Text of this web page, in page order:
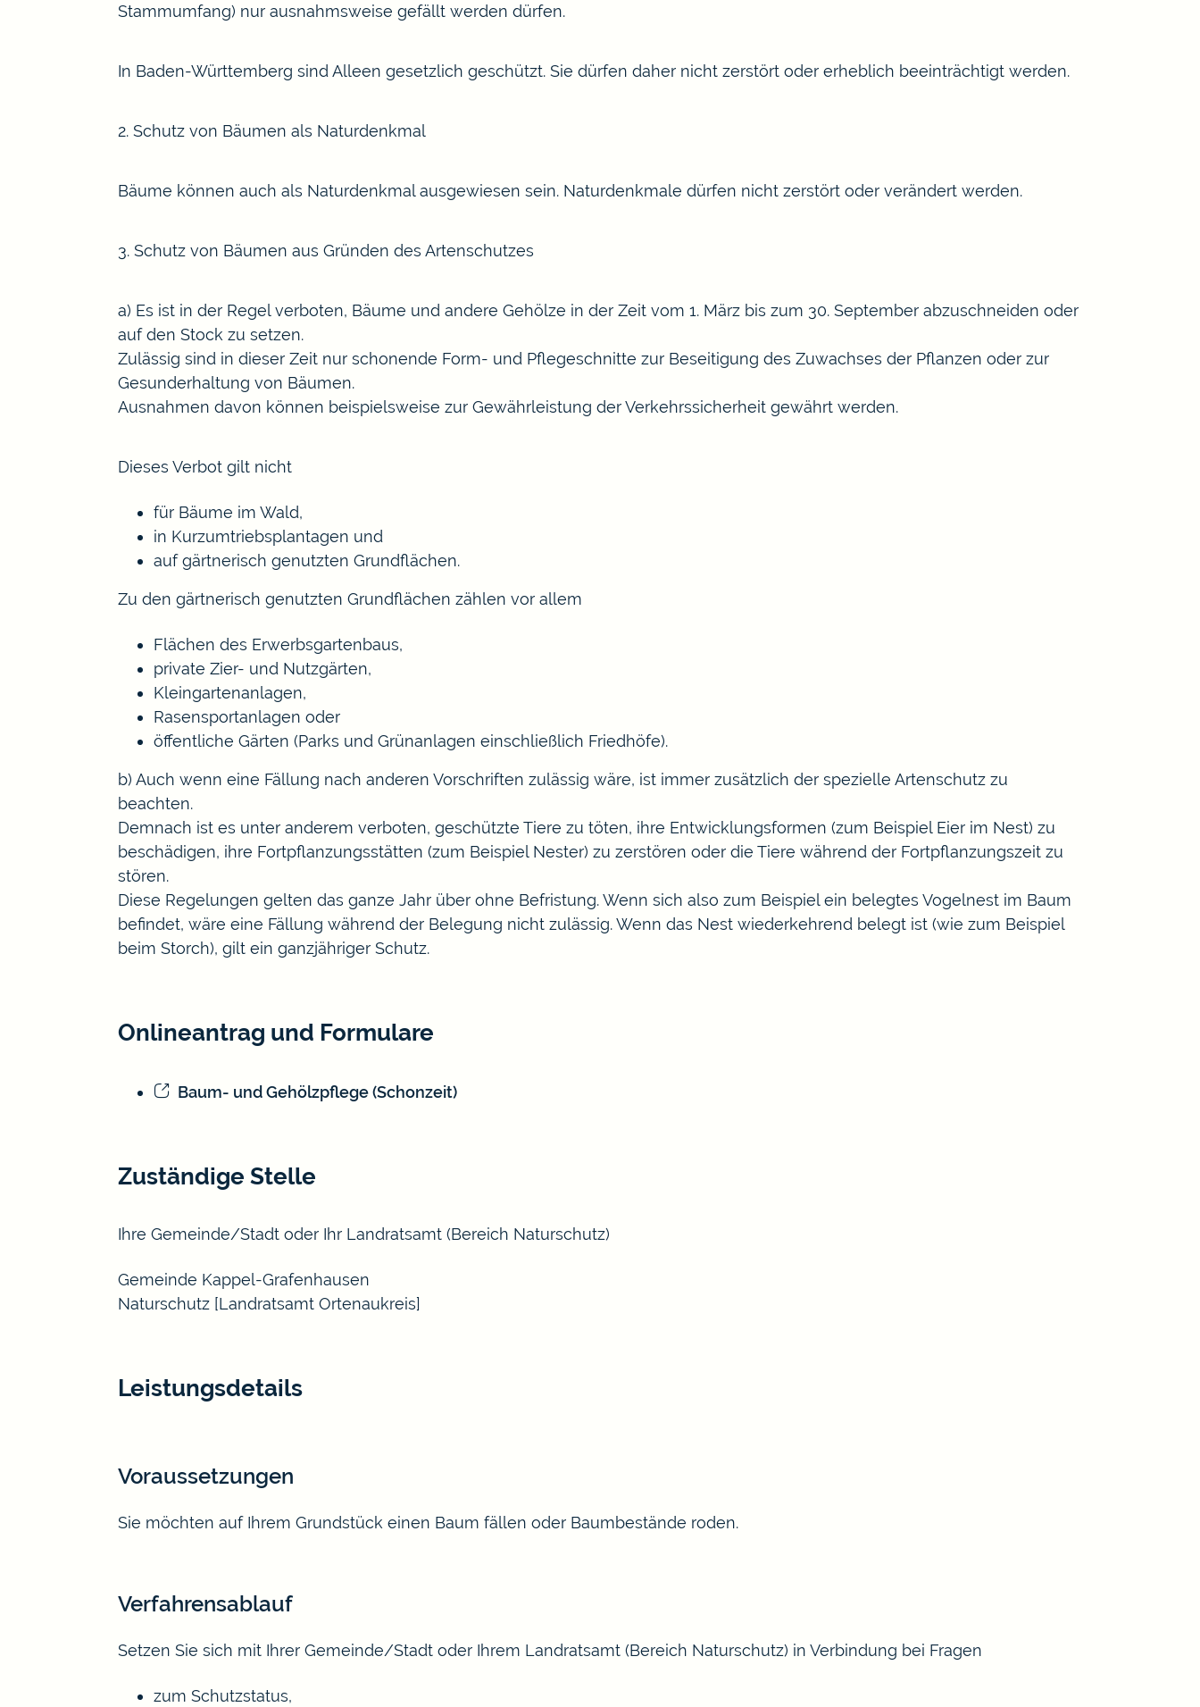
Stammumfang) nur ausnahmsweise gefällt werden dürfen.
In Baden-Württemberg sind Alleen gesetzlich geschützt. Sie dürfen daher nicht zerstört oder erheblich beeinträchtigt werden.
2. Schutz von Bäumen als Naturdenkmal
Bäume können auch als Naturdenkmal ausgewiesen sein. Naturdenkmale dürfen nicht zerstört oder verändert werden.
3. Schutz von Bäumen aus Gründen des Artenschutzes
a) Es ist in der Regel verboten, Bäume und andere Gehölze in der Zeit vom 1. März bis zum 30. September abzuschneiden oder
auf den Stock zu setzen.
Zulässig sind in dieser Zeit nur schonende Form- und Pflegeschnitte zur Beseitigung des Zuwachses der Pflanzen oder zur
Gesunderhaltung von Bäumen.
Ausnahmen davon können beispielsweise zur Gewährleistung der Verkehrssicherheit gewährt werden.
Dieses Verbot gilt nicht
für Bäume im Wald,
in Kurzumtriebsplantagen und
auf gärtnerisch genutzten Grundflächen.
Zu den gärtnerisch genutzten Grundflächen zählen vor allem
Flächen des Erwerbsgartenbaus,
private Zier- und Nutzgärten,
Kleingartenanlagen,
Rasensportanlagen oder
öffentliche Gärten (Parks und Grünanlagen einschließlich Friedhöfe).
b) Auch wenn eine Fällung nach anderen Vorschriften zulässig wäre, ist immer zusätzlich der spezielle Artenschutz zu
beachten.
Demnach ist es unter anderem verboten, geschützte Tiere zu töten, ihre Entwicklungsformen (zum Beispiel Eier im Nest) zu
beschädigen, ihre Fortpflanzungsstätten (zum Beispiel Nester) zu zerstören oder die Tiere während der Fortpflanzungszeit zu
stören.
Diese Regelungen gelten das ganze Jahr über ohne Befristung.Wenn sich also zum Beispiel ein belegtes Vogelnest im Baum
befindet, wäre eine Fällung während der Belegung nicht zulässig.Wenn das Nest wiederkehrend belegt ist (wie zum Beispiel
beim Storch), gilt ein ganzjähriger Schutz.
Onlineantrag und Formulare
Baum- und Gehölzpflege (Schonzeit)
Zuständige Stelle
Ihre Gemeinde/Stadt oder Ihr Landratsamt (Bereich Naturschutz)
Gemeinde Kappel-Grafenhausen
Naturschutz [Landratsamt Ortenaukreis]
Leistungsdetails
Voraussetzungen
Sie möchten auf Ihrem Grundstück einen Baum fällen oder Baumbestände roden.
Verfahrensablauf
Setzen Sie sich mit Ihrer Gemeinde/Stadt oder Ihrem Landratsamt (Bereich Naturschutz) in Verbindung bei Fragen
zum Schutzstatus,